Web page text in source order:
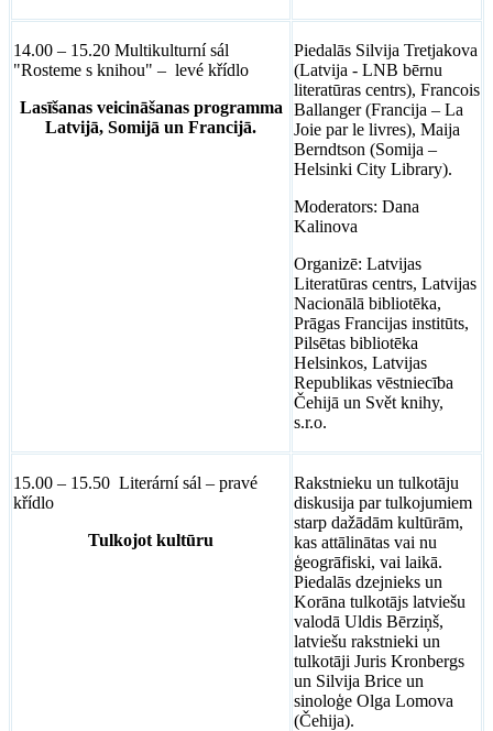
14.00 – 15.20 Multikulturní sál
"Rosteme s knihou" – levé křídlo
Lasīšanas veicināšanas programma
Latvijā, Somijā un Francijā.
Piedalās Silvija Tretjakova
(Latvija - LNB bērnu
literatūras centrs), Francois
Ballanger (Francija – La
Joie par le livres), Maija
Berndtson (Somija –
Helsinki City Library).
Moderators: Dana
Kalinova
Organizē: Latvijas
Literatūras centrs, Latvijas
Nacionālā bibliotēka,
Prāgas Francijas institūts,
Pilsētas bibliotēka
Helsinkos, Latvijas
Republikas vēstniecība
Čehijā un Svět knihy,
s.r.o.
15.00 – 15.50 Literární sál – pravé
křídlo
Tulkojot kultūru
Rakstnieku un tulkotāju
diskusija par tulkojumiem
starp dažādām kultūrām,
kas attālinātas vai nu
ģeogrāfiski, vai laikā.
Piedalās dzejnieks un
Korāna tulkotājs latviešu
valodā Uldis Bērziņš,
latviešu rakstnieki un
tulkotāji Juris Kronbergs
un Silvija Brice un
sinoloģe Olga Lomova
(Čehija).